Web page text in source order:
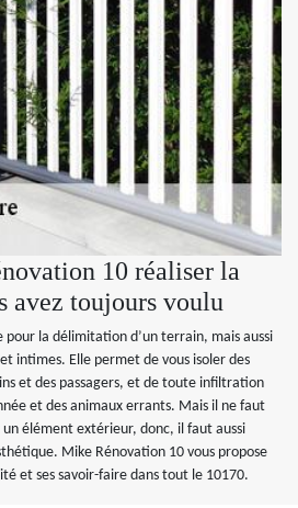
10 réaliser la
avez toujours voulu
pour la délimitation d’un terrain, mais aussi
intimes. Elle permet de vous isoler des
et des passagers, et de toute infiltration
et des animaux errants. Mais il ne faut
élément extérieur, donc, il faut aussi
Mike Rénovation 10 vous propose
et ses savoir-faire dans tout le 10170.